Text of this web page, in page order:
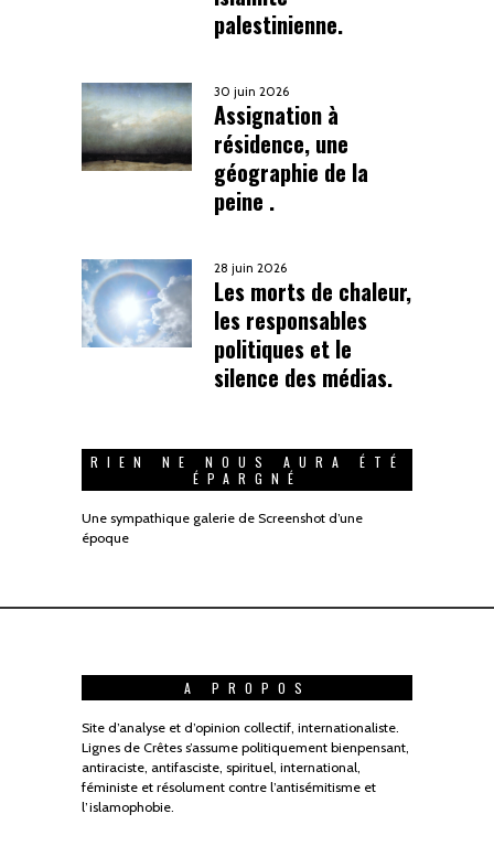
palestinienne.
30 juin 2026
Assignation à
résidence, une
géographie de la
peine .
28 juin 2026
Les morts de chaleur,
les responsables
politiques et le
silence des médias.
RIEN NE NOUS AURA ÉTÉ
ÉPARGNÉ
Une sympathique galerie de Screenshot d’une
époque
A PROPOS
Site d’analyse et d’opinion collectif, internationaliste.
Lignes de Crêtes s’assume politiquement bienpensant,
antiraciste, antifasciste, spirituel, international,
féministe et résolument contre l’antisémitisme et
l’islamophobie.